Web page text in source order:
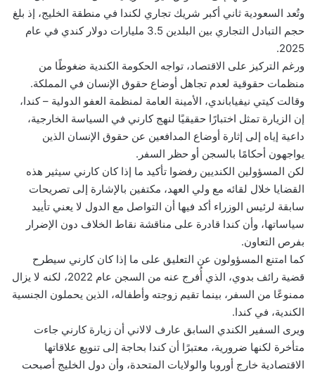
وتُعد السعودية ثاني أكبر شريك تجاري لكندا في منطقة الخليج، إذ بلغ
حجم التبادل التجاري بين البلدين 3.5 مليارات دولار كندي في عام
2025.
ورغم التركيز على الاقتصاد، تواجه الحكومة الكندية ضغوطًا من
منظمات حقوقية لعدم تجاهل أوضاع حقوق الإنسان في المملكة.
وقالت كيتي نيفياباندي، الأمينة العامة لمنظمة العفو الدولية – كندا،
إن الزيارة تمثل اختبارًا حقيقيًا لنهج كارني في السياسة الخارجية،
داعية إياه إلى إثارة أوضاع المدافعين عن حقوق الإنسان الذين
يواجهون أحكامًا بالسجن أو حظر السفر.
لكن المسؤولين الكنديين رفضوا تأكيد ما إذا كان كارني سيثير هذه
القضايا خلال لقائه مع ولي العهد، مكتفين بالإشارة إلى تصريحات
سابقة لرئيس الوزراء أكد فيها أن التواصل مع الدول لا يعني تأييد
سياساتها، وأن كندا قادرة على مناقشة نقاط الخلاف دون الإضرار
بفرص التعاون.
كما امتنع المسؤولون عن التعليق على ما إذا كان كارني سيطرح
قضية رائف بدوي، الذي أُفرج عنه من السجن عام 2022، لكنه لا يزال
ممنوعًا من السفر، بينما تقيم زوجته وأطفاله، الذين يحملون الجنسية
الكندية، في كندا.
ويرى السفير الكندي السابق عارف لالاني أن زيارة كارني جاءت
متأخرة لكنها ضرورية، معتبرًا أن كندا بحاجة إلى تنويع علاقاتها
الاقتصادية خارج أوروبا والولايات المتحدة، وأن دول الخليج أصبحت